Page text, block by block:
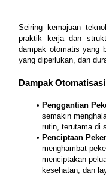
. .
Seiring kemajuan
praktik kerja dan
dampak otomatis yang
yang diperlukan, dan
Dampak Otomatisasi
Penggantian
semakin
rutin, terutama di
Penciptaan
menghambat
menciptakan
kesehatan, dan